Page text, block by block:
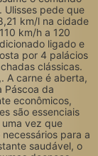
Ulisses pede que
km/l na cidade
km/h a 120
ligado e
por 4 palácios
clássicas.
A carne é aberta,
Páscoa da
econômicos,
são essenciais
vez que
para a
saudável, o